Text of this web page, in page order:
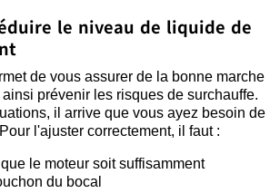
le niveau de liquide de
de vous assurer de la bonne marche
prévenir les risques de surchauffe.
il arrive que vous ayez besoin de
l'ajuster correctement, il faut :
le moteur soit suffisamment
du bocal